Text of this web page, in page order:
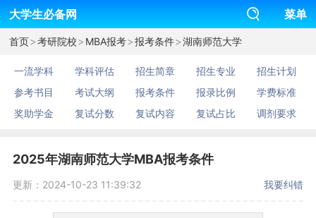
大学生必备网 菜单
首页>考研院校>MBA报考>报考条件>湖南师范大学
一流学科 学科评估 招生简章 招生专业
招生计划
参考书目
考试大纲 报考条件 报录比例
学费标准
奖助学金
复试分数 复试内容 复试占比 调剂要求
2025年湖南师范大学MBA报考条件
更新：2024-10-23 11:39:32 我要纠错